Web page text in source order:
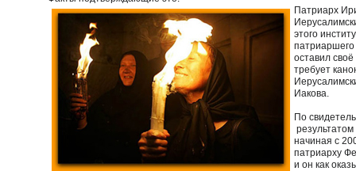
Патриарх
этого
оставил
требует
Иакова.
По
результатом
начиная с
патриарху
и он как